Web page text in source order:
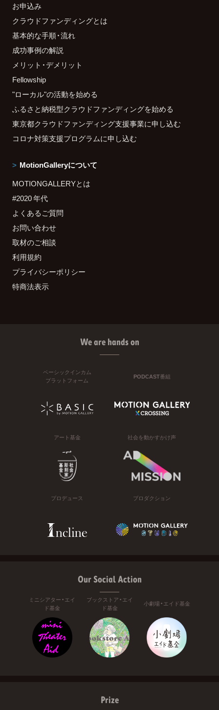
お申込み
クラウドファンディングとは
基本的な手順・流れ
成功事例の解説
メリット・デメリット
Fellowship
"ローカル"の活動を始める
ふるさと納税型クラウドファンディングを始める
東京都クラウドファンディング支援事業に申し込む
コロナ対策支援プログラムに申し込む
MotionGalleryについて
MOTIONGALLERYとは
#2020 年代
よくあるご質問
お問い合わせ
取材のご相談
利用規約
プライバシーポリシー
特商法表示
We are hands on
ベーシックインカム
プラットフォーム
PODCAST番組
アート基金 社会を動かすかけ声
プロデュース プロダクション
Our Social Action
ミニシアター・エイ
ド基金
ブックストア・エイ
ド基金
小劇場・エイド基金
Prize